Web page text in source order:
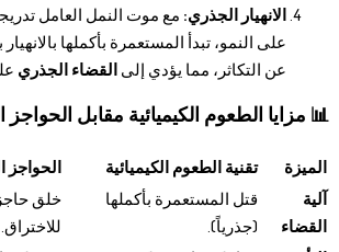
الانهيار الجذري:مع موت النمل العامل
على النمو، تبدأ المستعمرة بأكملها
عن التكاثر، مما يؤدي إلى القضاء الجذري
📊 مزايا الطعوم الكيميائية مقابل الحواجز
الميزة تقنية الطعوم الكيميائية
الحواجز
آلية
القضاء
قتل المستعمرة بأكملها
(جذرياً).
خلق حاجز
للاختراق.